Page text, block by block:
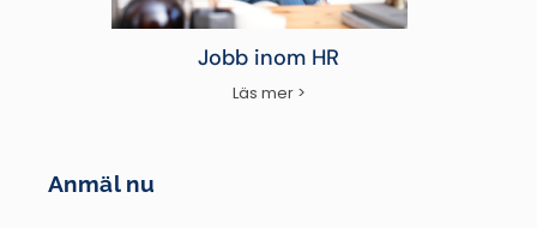
Jobb inom HR
Läs mer >
Anmäl nu